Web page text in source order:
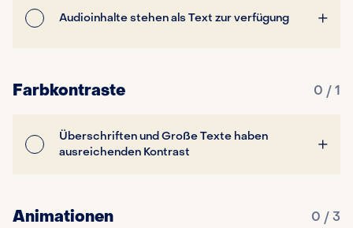
Audioinhalte stehen als Text zur verfügung
Farbkontraste 0 / 1
Überschriften und Große Texte haben
ausreichenden Kontrast
Animationen 0 / 3